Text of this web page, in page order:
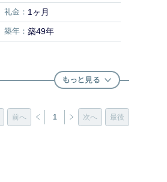
礼金： 1ヶ月
築年： 築49年
前へ 1 次へ 最後